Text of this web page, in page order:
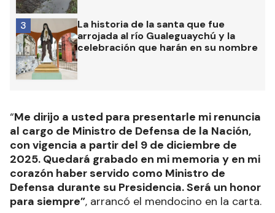
La historia de la santa que fue
arrojada al río Gualeguaychú y la
celebración que harán en su nombre
3
“Me dirijo a usted para presentarle mi renuncia
al cargo de Ministro de Defensa de la Nación,
con vigencia a partir del 9 de diciembre de
2025. Quedará grabado en mi memoria y en mi
corazón haber servido como Ministro de
Defensa durante su Presidencia. Será un honor
para siempre”, arrancó el mendocino en la carta.